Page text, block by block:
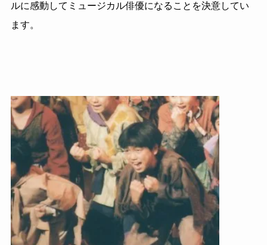
ルに感動してミュージカル俳優になることを決意してい
ます。